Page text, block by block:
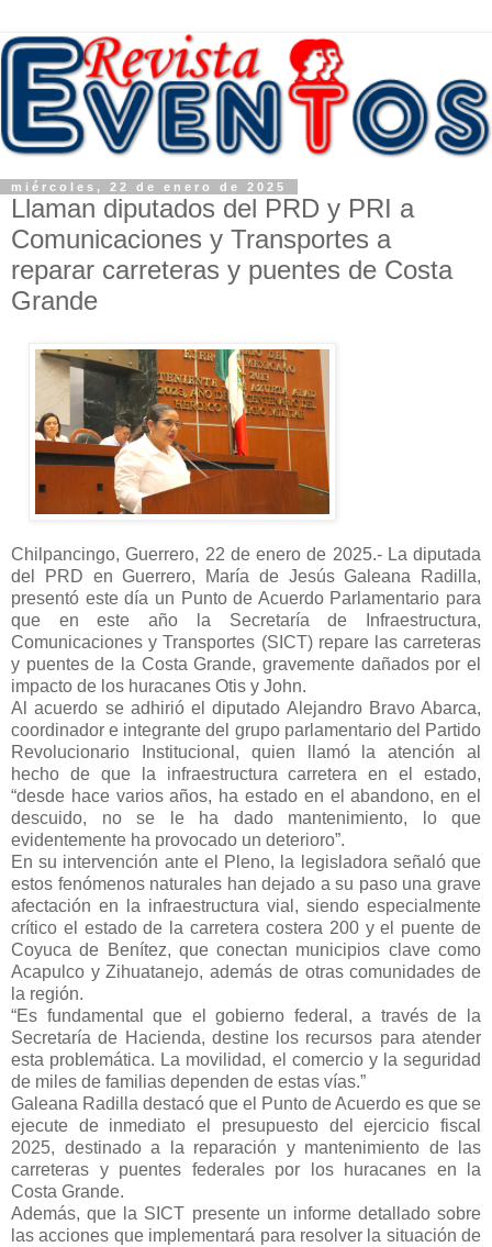
miércoles, 22 de enero de 2025
Llaman diputados del PRD y PRI a
Comunicaciones y Transportes a
reparar carreteras y puentes de Costa
Grande
Chilpancingo, Guerrero, 22 de enero de 2025.- La diputada
del PRD en Guerrero, María de Jesús Galeana Radilla,
presentó este día un Punto de Acuerdo Parlamentario para
que en este año la Secretaría de Infraestructura,
Comunicaciones y Transportes (SICT) repare las carreteras
y puentes de la Costa Grande, gravemente dañados por el
impacto de los huracanes Otis y John.
Al acuerdo se adhirió el diputado Alejandro Bravo Abarca,
coordinador e integrante del grupo parlamentario del Partido
Revolucionario Institucional, quien llamó la atención al
hecho de que la infraestructura carretera en el estado,
“desde hace varios años, ha estado en el abandono, en el
descuido, no se le ha dado mantenimiento, lo que
evidentemente ha provocado un deterioro”.
En su intervención ante el Pleno, la legisladora señaló que
estos fenómenos naturales han dejado a su paso una grave
afectación en la infraestructura vial, siendo especialmente
crítico el estado de la carretera costera 200 y el puente de
Coyuca de Benítez, que conectan municipios clave como
Acapulco y Zihuatanejo, además de otras comunidades de
la región.
“Es fundamental que el gobierno federal, a través de la
Secretaría de Hacienda, destine los recursos para atender
esta problemática. La movilidad, el comercio y la seguridad
de miles de familias dependen de estas vías.”
Galeana Radilla destacó que el Punto de Acuerdo es que se
ejecute de inmediato el presupuesto del ejercicio fiscal
2025, destinado a la reparación y mantenimiento de las
carreteras y puentes federales por los huracanes en la
Costa Grande.
Además, que la SICT presente un informe detallado sobre
las acciones que implementará para resolver la situación de